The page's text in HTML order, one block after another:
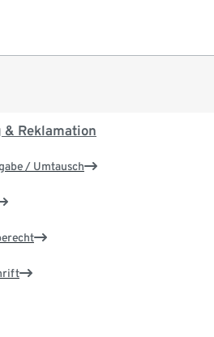
& Reklamation
/ Umtausch